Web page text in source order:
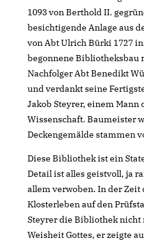
1093 von Berthold II.
besichtigende Anlage aus
von Abt Ulrich Bürki 1727
begonnene Bibliotheksbau
Nachfolger Abt Benedikt
und verdankt seine
Jakob Steyrer, einem Mann
Wissenschaft. Baumeister
Deckengemälde stammen
Diese Bibliothek ist ein
Detail ist alles geistvoll, ja
allem verwoben. In der Zeit
Klosterleben auf den
Steyrer die Bibliothek nicht
Weisheit Gottes, er zeigte